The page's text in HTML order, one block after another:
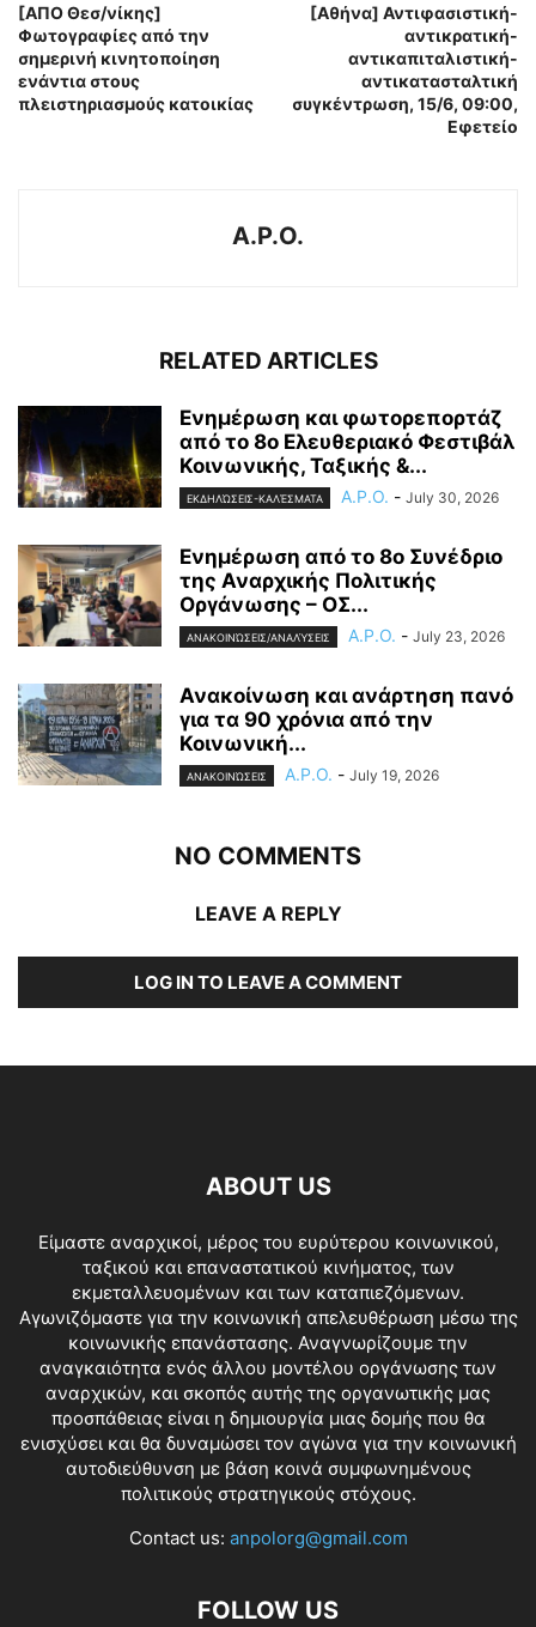
[ΑΠΟ Θεσ/νίκης]
Φωτογραφίες από την
σημερινή κινητοποίηση
ενάντια στους
πλειστηριασμούς κατοικίας
[Αθήνα] Αντιφασιστική-
αντικρατική-
αντικαπιταλιστική-
αντικατασταλτική
συγκέντρωση, 15/6, 09:00,
Εφετείο
A.P.O.
RELATED ARTICLES
Ενημέρωση και φωτορεπορτάζ
από το 8ο Ελευθεριακό Φεστιβάλ
Κοινωνικής, Ταξικής &...
ΕΚΔΗΛΏΣΕΙΣ-ΚΑΛΈΣΜΑΤΑ A.P.O. - July 30, 2026
Ενημέρωση από το 8ο Συνέδριο
της Αναρχικής Πολιτικής
Οργάνωσης – ΟΣ...
ΑΝΑΚΟΙΝΏΣΕΙΣ/ΑΝΑΛΎΣΕΙΣ A.P.O. - July 23, 2026
Ανακοίνωση και ανάρτηση πανό
για τα 90 χρόνια από την
Κοινωνική...
ΑΝΑΚΟΙΝΏΣΕΙΣ A.P.O. - July 19, 2026
NO COMMENTS
LEAVE A REPLY
LOG IN TO LEAVE A COMMENT
ABOUT US
Είμαστε αναρχικοί, μέρος του ευρύτερου κοινωνικού,
ταξικού και επαναστατικού κινήματος, των
εκμεταλλευομένων και των καταπιεζόμενων.
Αγωνιζόμαστε για την κοινωνική απελευθέρωση μέσω της
κοινωνικής επανάστασης. Αναγνωρίζουμε την
αναγκαιότητα ενός άλλου μοντέλου οργάνωσης των
αναρχικών, και σκοπός αυτής της οργανωτικής μας
προσπάθειας είναι η δημιουργία μιας δομής που θα
ενισχύσει και θα δυναμώσει τον αγώνα για την κοινωνική
αυτοδιεύθυνση με βάση κοινά συμφωνημένους
πολιτικούς στρατηγικούς στόχους.
Contact us: anpolorg@gmail.com
FOLLOW US